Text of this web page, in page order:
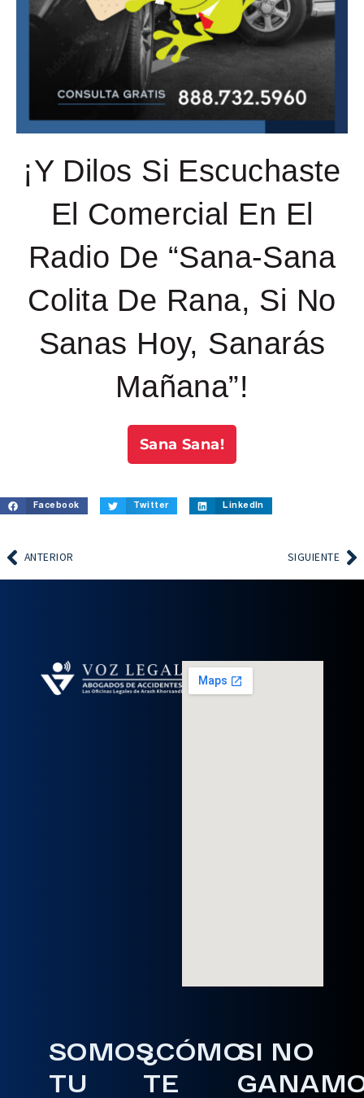
¡Y Dilos Si Escuchaste
El Comercial En El
Radio De “Sana-Sana
Colita De Rana, Si No
Sanas Hoy, Sanarás
Mañana”!
Sana Sana!
Facebook Twitter LinkedIn
ANTERIOR SIGUIENTE
SOMOS
TU
¿CÓMO
TE
SI NO